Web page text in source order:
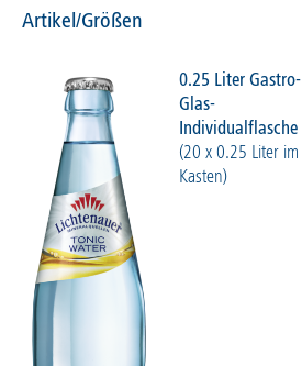
Artikel/Größen
0.25 Liter Gastro-
Glas-
Individualflasche
(20 x 0.25 Liter im
Kasten)